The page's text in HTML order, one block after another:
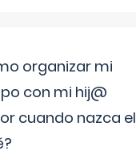
organizar mi
con mi hij@
cuando nazca el